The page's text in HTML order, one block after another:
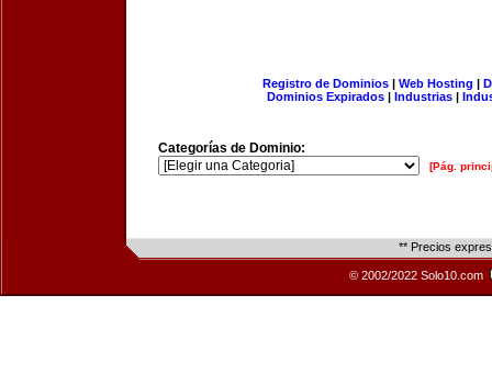
Registro de Dominios| Web Hosting |
Dominios Expirados | Industrias |
Categorías de Dominio:
[Pág.
** Precios
© 2002/2022 Solo10.com